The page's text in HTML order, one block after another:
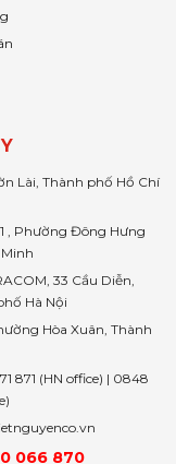
Lài, Thành phố Hồ Chí
, Phường Đông Hưng
33 Cầu Diễn,
Hà Nội
Hòa Xuân, Thành
871 (HN office) | 0848
066 870